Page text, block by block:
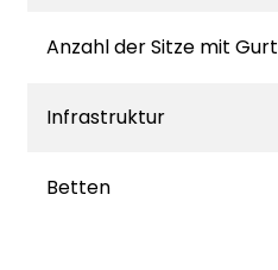
Anzahl der Sitze mit Gurt
Infrastruktur
Betten